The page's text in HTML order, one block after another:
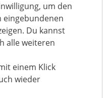
um den
eingebundenen
Du kannst
alle weiteren
einem Klick
wieder